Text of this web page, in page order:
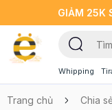
GIẢM 25K
Whipping
Trang chủ Chia